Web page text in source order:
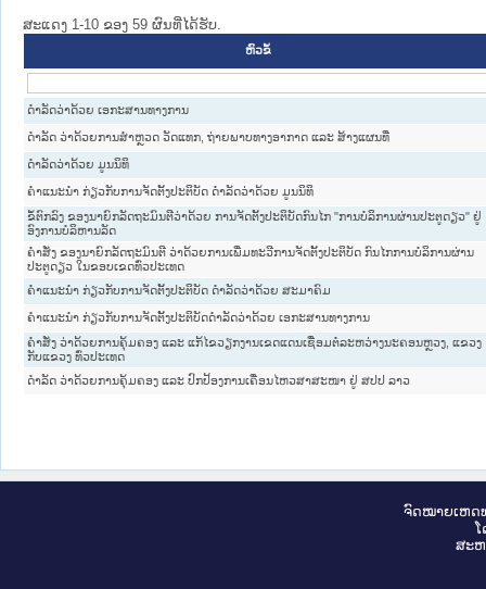
ສະແດງ 1-10 ຂອງ 59 ຜົນທີ່ໄດ້ຮັບ.
ຫົວຂໍ້
ດຳລັດວ່າດ້ວຍ ເອກະສານທາງການ
ດຳລັດ ວ່າດ້ວຍການສຳຫຼວດ ວັດແທກ, ຖ່າຍພາບທາງອາກາດ ແລະ ສ້າງແຜນທີ່
ດຳລັດວ່າດ້ວຍ ມູນນິທິ
ຄຳແນະນຳ ກ່ຽວກັບການຈັດຕັ້ງປະຕິບັດ ດຳລັດວ່າດ້ວຍ ມູນນິທິ
ຂໍ້ຕົກລົງ ຂອງນາຍົກລັດຖະມົນຕີວ່າດ້ວຍ ການຈັດຕັ້ງປະຕິບັດກົນໄກ "ການບໍລິການຜ່ານປະຕູດຽວ" ຢູ່
ອົງການບໍລິຫານລັດ
ຄຳສັ່ງ ຂອງນາຍົກລັດຖະມົນຕີ ວ່າດ້ວຍການເພີ່ມທະວີການຈັດຕັ້ງປະຕິບັດ ກົນໄກການບໍລິການຜ່ານ
ປະຕູດຽວ ໃນຂອບເຂດທົ່ວປະເທດ
ຄຳແນະນຳ ກ່ຽວກັບການຈັດຕັ້ງປະຕິບັດ ດຳລັດວ່າດ້ວຍ ສະມາຄົມ
ຄຳແນະນຳ ກ່ຽວກັບການຈັດຕັ້ງປະຕິບັດດຳລັດວ່າດ້ວຍ ເອກະສານທາງການ
ຄຳສັ່ງ ວ່າດ້ວຍການຄຸ້ມຄອງ ແລະ ແກ້ໄຂວຽກງານເຂດແດນເຊື່ອມຕໍ່ລະຫວ່າງນະຄອນຫຼວງ, ແຂວງ
ກັບແຂວງ ທົ່ວປະເທດ
ດຳລັດ ວ່າດ້ວຍການຄຸ້ມຄອງ ແລະ ປົກປ້ອງການເຄື່ອນໄຫວສາສະໜາ ຢູ່ ສປປ ລາວ
ຈົດ​ໝາຍ​ເຫດ​
ສະ​ຫ